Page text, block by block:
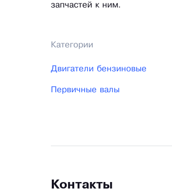
запчастей к ним.
Категории
Двигатели бензиновые
Первичные валы
Контакты